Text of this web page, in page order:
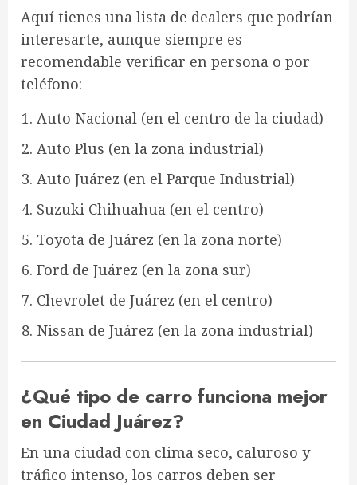
Aquí tienes una lista de dealers que podrían
interesarte, aunque siempre es
recomendable verificar en persona o por
teléfono:
Auto Nacional (en el centro de la ciudad)
Auto Plus (en la zona industrial)
Auto Juárez (en el Parque Industrial)
Suzuki Chihuahua (en el centro)
Toyota de Juárez (en la zona norte)
Ford de Juárez (en la zona sur)
Chevrolet de Juárez (en el centro)
Nissan de Juárez (en la zona industrial)
¿Qué tipo de carro funciona mejor
en Ciudad Juárez?
En una ciudad con clima seco, caluroso y
tráfico intenso, los carros deben ser